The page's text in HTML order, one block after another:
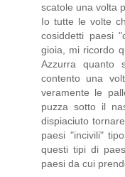
scatole una volta
Io tutte le volte
cosiddetti paesi
gioia, mi ricordo
Azzurra quanto
contento una
veramente le
puzza sotto il
dispiaciuto
paesi "incivili"
questi tipi di
paesi da cui